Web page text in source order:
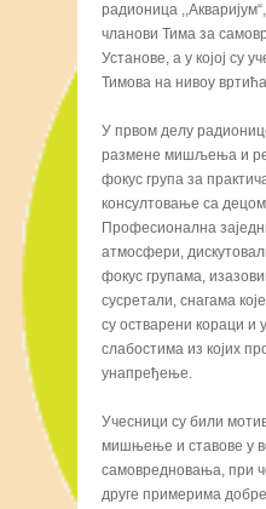
радионица
чланови Тима за
Установе, а у којој су
Тимова на нивоу
У првом делу
размене мишљења и
фокус група за
консултовање са
Професионална
атмосфери,
фокус групама,
сусретали, снагама
су остварени кораци и
слабостима из којих
унапређење.
Учесници су били
мишњење и ставове у
самовредновања, при
друге примерима